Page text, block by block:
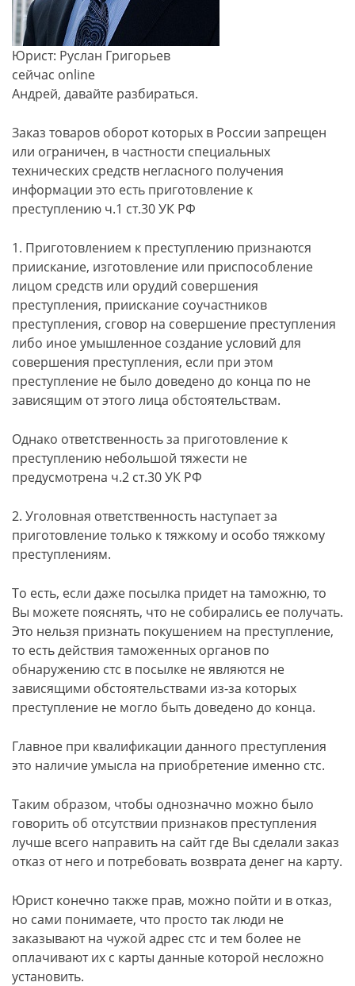
Юрист: Руслан Григорьев
сейчас online
Андрей, давайте разбираться.
Заказ товаров оборот которых в России запрещен
или ограничен, в частности специальных
технических средств негласного получения
информации это есть приготовление к
преступлению ч.1 ст.30 УК РФ
1. Приготовлением к преступлению признаются
приискание, изготовление или приспособление
лицом средств или орудий совершения
преступления, приискание соучастников
преступления, сговор на совершение преступления
либо иное умышленное создание условий для
совершения преступления, если при этом
преступление не было доведено до конца по не
зависящим от этого лица обстоятельствам.
Однако ответственность за приготовление к
преступлению небольшой тяжести не
предусмотрена ч.2 ст.30 УК РФ
2. Уголовная ответственность наступает за
приготовление только к тяжкому и особо тяжкому
преступлениям.
То есть, если даже посылка придет на таможню, то
Вы можете пояснять, что не собирались ее получать.
Это нельзя признать покушением на преступление,
то есть действия таможенных органов по
обнаружению стс в посылке не являются не
зависящими обстоятельствами из-за которых
преступление не могло быть доведено до конца.
Главное при квалификации данного преступления
это наличие умысла на приобретение именно стс.
Таким образом, чтобы однозначно можно было
говорить об отсутствии признаков преступления
лучше всего направить на сайт где Вы сделали заказ
отказ от него и потребовать возврата денег на карту.
Юрист конечно также прав, можно пойти и в отказ,
но сами понимаете, что просто так люди не
заказывают на чужой адрес стс и тем более не
оплачивают их с карты данные которой несложно
установить.